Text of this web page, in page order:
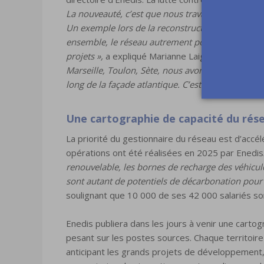
La nouveauté, c’est que nous travaillons
Un exemple lors de la reconstruction de la
ensemble, le réseau autrement pour prendre
projets », a expliqué Marianne Laigneau. Et
Marseille, Toulon, Sète, nous avons électrifié
long de la façade atlantique. C’est une nouvelle
Une cartographie de capacité du
La priorité du gestionnaire du réseau est
opérations ont été réalisées en 2025 par Enedis.
renouvelable, les bornes de recharge des
sont autant de potentiels de décarbonation
soulignant que 10 000 de ses 42 000 salariés
Enedis publiera dans les jours à venir une
pesant sur les postes sources. Chaque
anticipant les grands projets de